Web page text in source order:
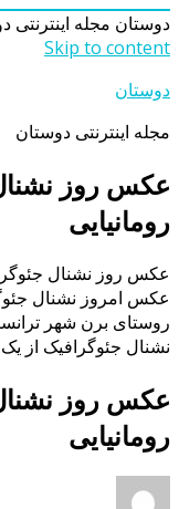
دوستان مجله اینترنتی
Skip to content
دوستان
مجله اینترنتی دوستان
عکس روز
رومانیایی
عکس روز نشنال
عکس امروز نشنال
روستای برن شهر
نشنال جئوگرافیک از یک
عکس روز
رومانیایی